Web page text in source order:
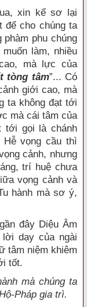
xin kể sơ lại
để cho chúng ta
phu chúng
làm, nhiều
mà lực của
tòng tâm”... Có
giới cao, mà
ta không đạt tới
mà cái tâm của
tới gọi là chánh
vọng cầu thì
cảnh, nhưng
trí huệ chưa
vọng cảnh và
hành mà sơ ý,
đây Diệu Âm
lời dạy của ngài
tâm niệm khiêm
tốt.
mà chúng ta
Pháp gia trì.